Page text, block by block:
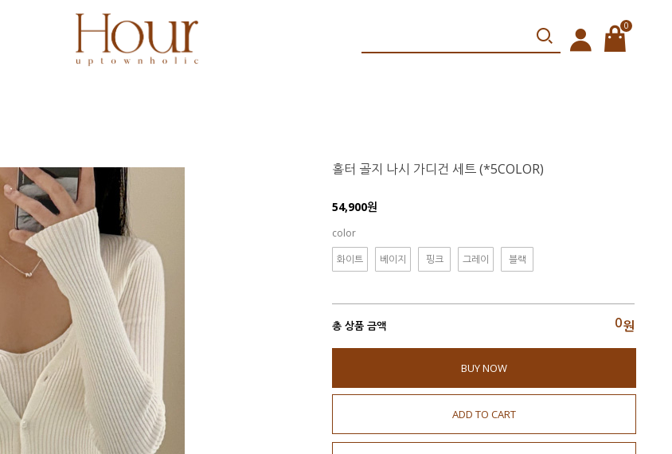
0
홀터 골지 나시 가디건 세트 (*5COLOR)
54,900원
color
화이트
베이지 핑크 그레이 블랙
총 상품 금액 0원
BUY NOW
ADD TO CART